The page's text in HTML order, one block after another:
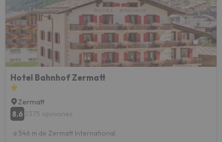
yo.
Hotel Bahnhof Zermatt
Zermatt
8.6 2375 opiniones
a 546 m de Zermatt International